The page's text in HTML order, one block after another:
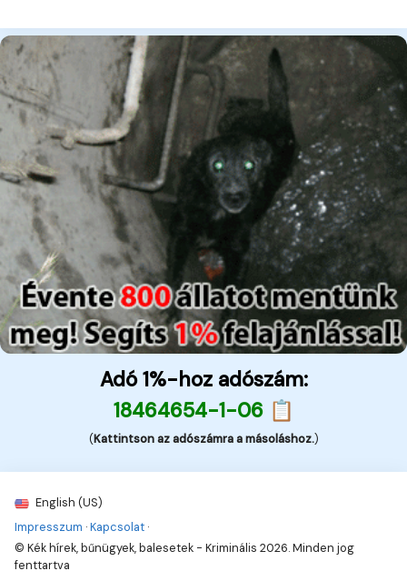
Adó 1%-hoz adószám:
18464654-1-06 📋
(Kattintson az adószámra a másoláshoz.)
English (US)
Impresszum ·Kapcsolat ·
© Kék hírek, bűnügyek, balesetek - Kriminális 2026. Minden jog
fenttartva